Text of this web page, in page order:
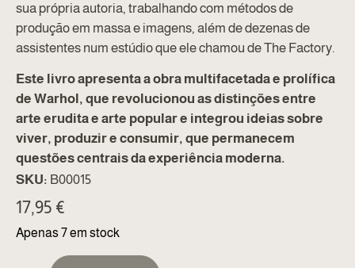
sua própria autoria, trabalhando com métodos de
produção em massa e imagens, além de dezenas de
assistentes num estúdio que ele chamou de The Factory.
Este livro apresenta a obra multifacetada e prolífica
de Warhol, que revolucionou as distinções entre
arte erudita e arte popular e integrou ideias sobre
viver, produzir e consumir, que permanecem
questões centrais da experiência moderna.
SKU: B00015
17,95 €
Apenas 7 em stock